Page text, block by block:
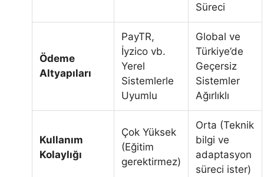
Süreci
Ödeme
Altyapıları
PayTR,
İyzico vb.
Yerel
Sistemlerle
Uyumlu
Global ve
Türkiye’de
Geçersiz
Sistemler
Ağırlıklı
Kullanım
Kolaylığı
Çok Yüksek
(Eğitim
gerektirmez)
Orta (Teknik
bilgi ve
adaptasyon
süreci ister)